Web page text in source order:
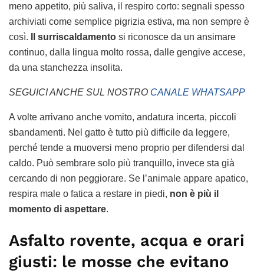
meno appetito, più saliva, il respiro corto: segnali spesso
archiviati come semplice pigrizia estiva, ma non sempre è
così.
Il surriscaldamento si riconosce da un ansimare
continuo, dalla lingua molto rossa, dalle gengive accese,
da una stanchezza insolita.
SEGUICI ANCHE SUL NOSTRO CANALE WHATSAPP
A volte arrivano anche vomito, andatura incerta, piccoli
sbandamenti. Nel gatto è tutto più difficile da leggere,
perché tende a muoversi meno proprio per difendersi dal
caldo. Può sembrare solo più tranquillo, invece sta già
cercando di non peggiorare. Se l’animale appare apatico,
respira male o fatica a restare in piedi, non è più il
momento di aspettare.
Asfalto rovente, acqua e orari
giusti: le mosse che evitano